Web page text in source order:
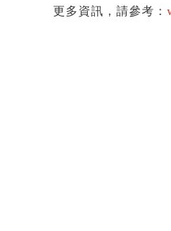
更多資訊，請參考：